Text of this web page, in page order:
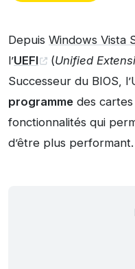
Depuis Windows Vista
l’UEFI (Unified
Successeur du BIOS,
programme des
fonctionnalités qui
d’être plus performant.